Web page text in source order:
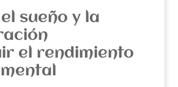
sueño y la
el rendimiento